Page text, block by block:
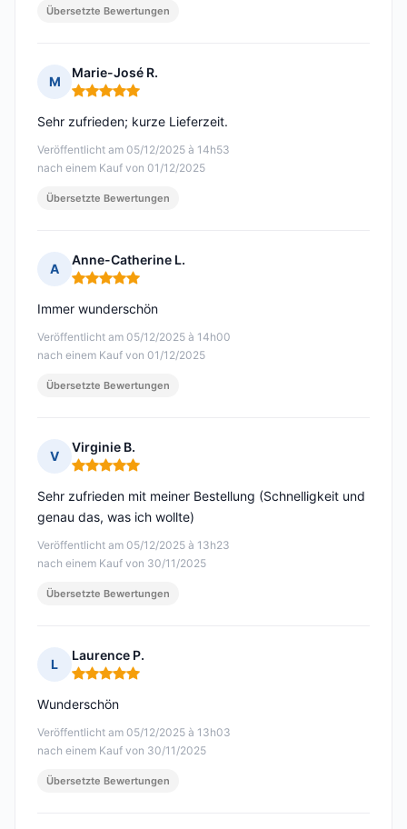
Übersetzte Bewertungen
M
Marie-José R.
Hinweis: 5 von 5
Veröffentlicht am 05/12/2025 à 14h53
nach einem Kauf von 01/12/2025
Sehr zufrieden; kurze Lieferzeit.
Übersetzte Bewertungen
A
Anne-Catherine L.
Hinweis: 5 von 5
Veröffentlicht am 05/12/2025 à 14h00
nach einem Kauf von 01/12/2025
Immer wunderschön
Übersetzte Bewertungen
V
Virginie B.
Hinweis: 5 von 5
Veröffentlicht am 05/12/2025 à 13h23
nach einem Kauf von 30/11/2025
Sehr zufrieden mit meiner Bestellung (Schnelligkeit und
genau das, was ich wollte)
Übersetzte Bewertungen
L
Laurence P.
Hinweis: 5 von 5
Veröffentlicht am 05/12/2025 à 13h03
nach einem Kauf von 30/11/2025
Wunderschön
Übersetzte Bewertungen